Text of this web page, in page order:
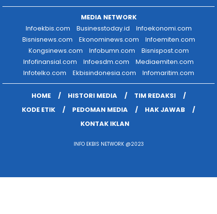
MEDIA NETWORK
Infoekbis.com
Businesstoday.id
Infoekonomi.com
Bisnisnews.com
Ekonominews.com
Infoemiten.com
Kongsinews.com
Infobumn.com
Bisnispost.com
Infofinansial.com
Infoesdm.com
Mediaemiten.com
Infotelko.com
Ekbisindonesia.com Infomaritim.com
HOME HISTORI MEDIA
TIM REDAKSI
KODE ETIK
PEDOMAN MEDIA
HAK JAWAB
KONTAK IKLAN
INFO EKBIS NETWORK @2023